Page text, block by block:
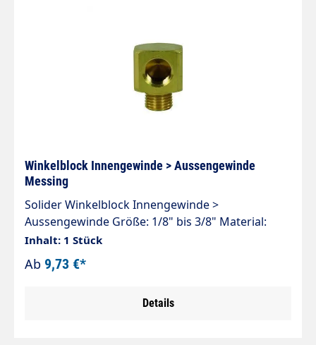
Winkelblock Innengewinde > Aussengewinde
Messing
Solider Winkelblock Innengewinde >
Aussengewinde Größe: 1/8" bis 3/8" Material:
Messing 250 bar
Inhalt: 1 Stück
Ab 9,73 €*
Details